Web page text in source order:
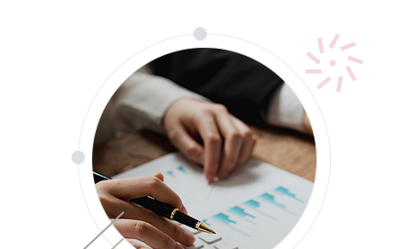
Khoa Kinh doanh du lịch
Khoa Kinh tế
Khoa Thương mại
Khoa Thương mại quốc tế